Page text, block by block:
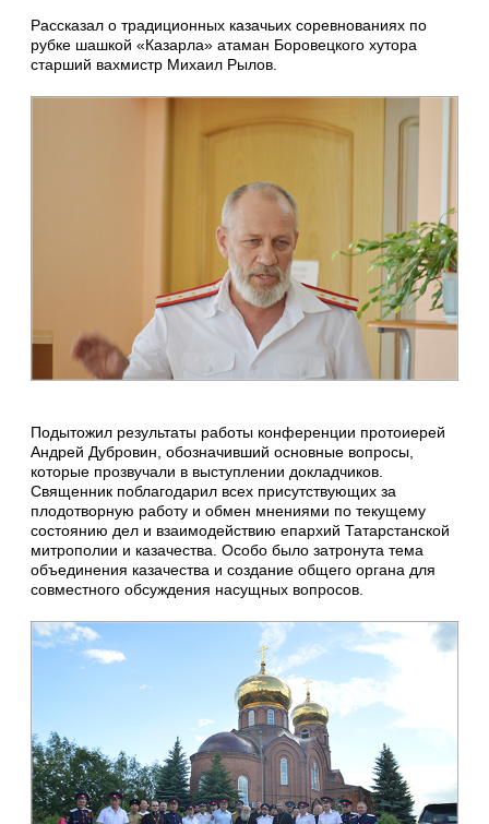
Рассказал о традиционных казачьих соревнованиях по
рубке шашкой «Казарла» атаман Боровецкого хутора
старший вахмистр Михаил Рылов.
Подытожил результаты работы конференции протоиерей
Андрей Дубровин, обозначивший основные вопросы,
которые прозвучали в выступлении докладчиков.
Священник поблагодарил всех присутствующих за
плодотворную работу и обмен мнениями по текущему
состоянию дел и взаимодействию епархий Татарстанской
митрополии и казачества. Особо было затронута тема
объединения казачества и создание общего органа для
совместного обсуждения насущных вопросов.